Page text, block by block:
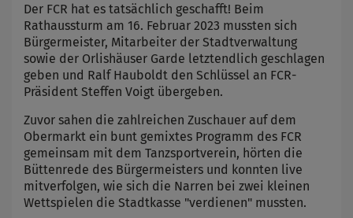
Der FCR hat es tatsächlich geschafft! Beim
Rathaussturm am 16. Februar 2023 mussten sich
Bürgermeister, Mitarbeiter der Stadtverwaltung
sowie der Orlishäuser Garde letztendlich geschlagen
geben und Ralf Hauboldt den Schlüssel an FCR-
Präsident Steffen Voigt übergeben.
Zuvor sahen die zahlreichen Zuschauer auf dem
Obermarkt ein bunt gemixtes Programm des FCR
gemeinsam mit dem Tanzsportverein, hörten die
Büttenrede des Bürgermeisters und konnten live
mitverfolgen, wie sich die Narren bei zwei kleinen
Wettspielen die Stadtkasse "verdienen" mussten.